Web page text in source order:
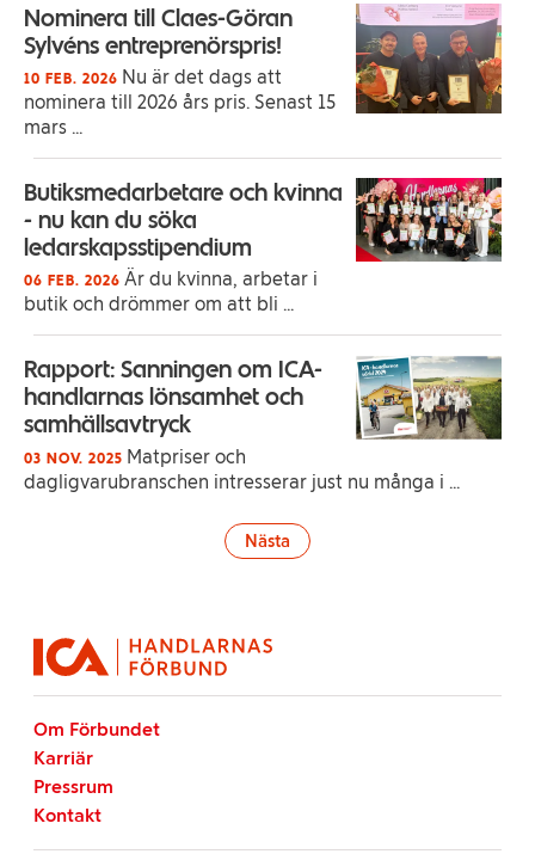
Nominera till Claes-Göran
Sylvéns entreprenörspris!
10 FEB. 2026 Nu är det dags att
nominera till 2026 års pris. Senast 15
mars ...
Butiksmedarbetare och kvinna
- nu kan du söka
ledarskapsstipendium
06 FEB. 2026 Är du kvinna, arbetar i
butik och drömmer om att bli ...
Rapport: Sanningen om ICA-
handlarnas lönsamhet och
samhällsavtryck
03 NOV. 2025 Matpriser och
dagligvarubranschen intresserar just nu många i ...
Nästa
Om Förbundet
Karriär
Pressrum
Kontakt